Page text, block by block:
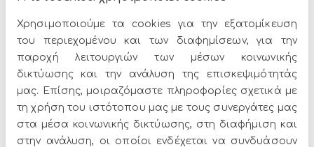
APB-SOUL-CF74
Coffee table Applebee
Αλουμίνιο & Concrete Soul
D 74X30cm
395.00€
Εξαντλήθηκε
Χρησιμοποιούμε τα cookies για την εξατομίκευση
του περιεχομένου και των διαφημίσεων, για την
παροχή λειτουργιών των μέσων κοινωνικής
δικτύωσης και την ανάλυση της επισκεψιμότητάς
μας. Επίσης, μοιραζόμαστε πληροφορίες σχετικά με
τη χρήση του ιστότοπου μας με τους συνεργάτες μας
στα μέσα κοινωνικής δικτύωσης, στη διαφήμιση και
στην ανάλυση, οι οποίοι ενδέχεται να συνδυάσουν